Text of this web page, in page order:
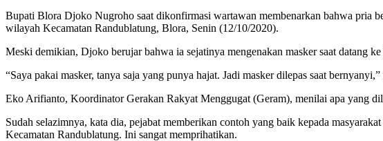
Bupati Blora Djoko Nugroho saat dikonfirmasi wartawan membenarkan bahwa pria
wilayah Kecamatan Randublatung, Blora, Senin (12/10/2020).
Meski demikian, Djoko berujar bahwa ia sejatinya mengenakan masker saat datang
“Saya pakai masker, tanya saja yang punya hajat. Jadi masker dilepas saat
Eko Arifianto, Koordinator Gerakan Rakyat Menggugat (Geram), menilai apa yang
Sudah selazimnya, kata dia, pejabat memberikan contoh yang baik kepada
Kecamatan Randublatung. Ini sangat memprihatikan.